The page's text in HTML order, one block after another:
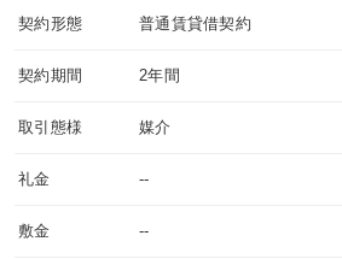
契約形態 普通賃貸借契約
契約期間 2年間
取引態様 媒介
礼金 --
敷金 --